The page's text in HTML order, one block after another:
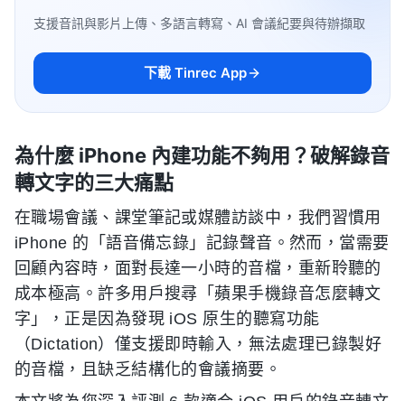
支援音訊與影片上傳、多語言轉寫、AI 會議紀要與待辦擷取
下載 Tinrec App
為什麼 iPhone 內建功能不夠用？破解錄音
轉文字的三大痛點
在職場會議、課堂筆記或媒體訪談中，我們習慣用
iPhone 的「語音備忘錄」記錄聲音。然而，當需要
回顧內容時，面對長達一小時的音檔，重新聆聽的
成本極高。許多用戶搜尋「蘋果手機錄音怎麼轉文
字」，正是因為發現 iOS 原生的聽寫功能
（Dictation）僅支援即時輸入，無法處理已錄製好
的音檔，且缺乏結構化的會議摘要。